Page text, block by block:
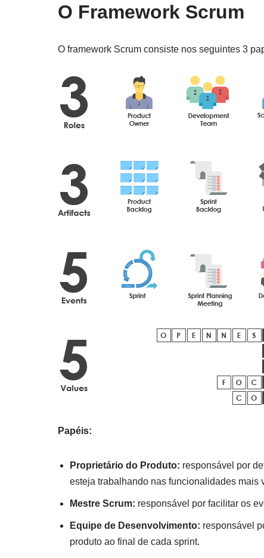
O Framework Scrum
O framework Scrum consiste nos seguintes 3
Papéis:
Proprietário do Produto: responsável por
esteja trabalhando nas funcionalidades mais
Mestre Scrum: responsável por facilitar os
Equipe de Desenvolvimento: responsável
produto ao final de cada sprint.